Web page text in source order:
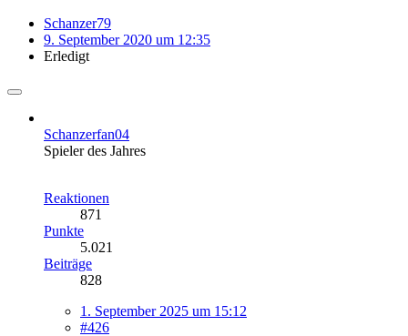
Schanzer79
9. September 2020 um 12:35
Erledigt
Schanzerfan04
Spieler des Jahres
Reaktionen
871
Punkte
5.021
Beiträge
828
1. September 2025 um 15:12
#426